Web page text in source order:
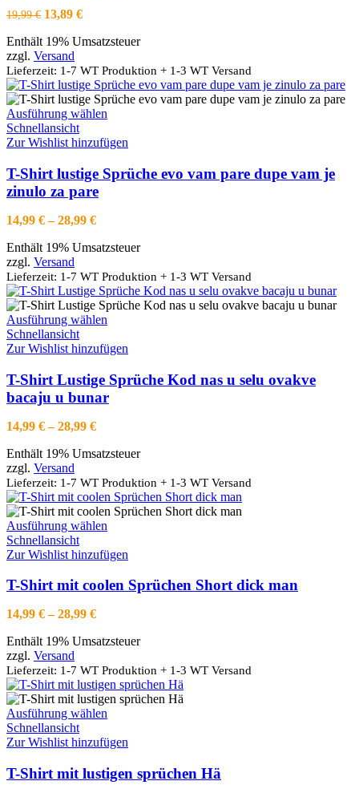
können
der
Produktseite
gewählt
19,99€ Ursprünglicher
war:
19,99 €
13,89 €Aktueller
ist:
Enthält 19% Umsatzsteuer
zzgl. Versand
Lieferzeit: 1-7 WT Produktion + 1-3 WT Versand
Ausführung wählen
weist
Varianten
auf.
auf
Produktseite
gewählt
werden
Schnellansicht
Zur Wishlist hinzufügen
T-Shirt lustige Sprüche evo vam pare dupe vam je
zinulo za pare
14,99 € –28,99 €Preisspanne:
bis
Enthält 19% Umsatzsteuer
zzgl. Versand
Lieferzeit: 1-7 WT Produktion + 1-3 WT Versand
Ausführung wählen
weist
Varianten
auf.
Die
auf
Produktseite
gewählt
werden
Schnellansicht
Zur Wishlist hinzufügen
T-Shirt Lustige Sprüche Kod nas u selu ovakve
bacaju u bunar
14,99 € –28,99 €Preisspanne:
bis
Enthält 19% Umsatzsteuer
zzgl. Versand
Lieferzeit: 1-7 WT Produktion + 1-3 WT Versand
Ausführung wählen
weist
Varianten
können
der
Produktseite
gewählt
Schnellansicht
Zur Wishlist hinzufügen
T-Shirt mit coolen Sprüchen Short dick man
14,99 € –28,99 €Preisspanne:
bis
Enthält 19% Umsatzsteuer
zzgl. Versand
Lieferzeit: 1-7 WT Produktion + 1-3 WT Versand
Ausführung wählen
weist
Varianten
auf.
Schnellansicht
Zur Wishlist hinzufügen
T-Shirt mit lustigen sprüchen Hä